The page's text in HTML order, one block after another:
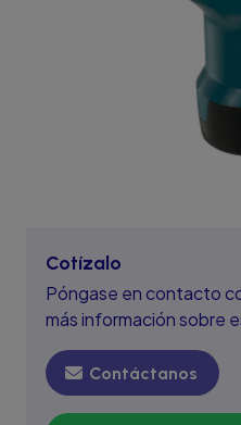
Cotízalo
Póngase en contacto
más información sobre
Contáctanos